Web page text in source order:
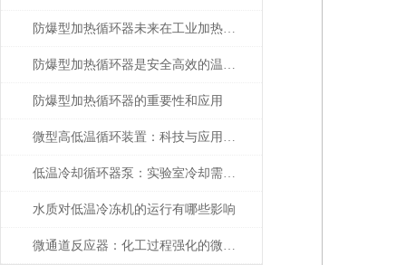
防爆型加热循环器未来在工业加热设备的发展趋势
防爆型加热循环器是安全高效的温控设备
防爆型加热循环器的重要性和应用
微型高低温循环装置：科技与应用的融合
低温冷却循环器泵：实验室冷却需求的理想解决方案
水质对低温冷冻机的运行有哪些影响
微通道反应器：化工过程强化的微型引擎